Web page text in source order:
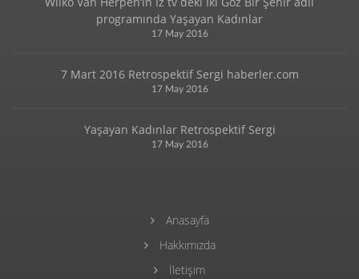
programında Yaşayan Kadınlar
17 May 2016
7 Mart 2016 Retrospektif Sergi haberler.com
17 May 2016
Yaşayan Kadınlar Retrospektif Sergi
17 May 2016
Anasayfa
Hakkımızda
İletişim